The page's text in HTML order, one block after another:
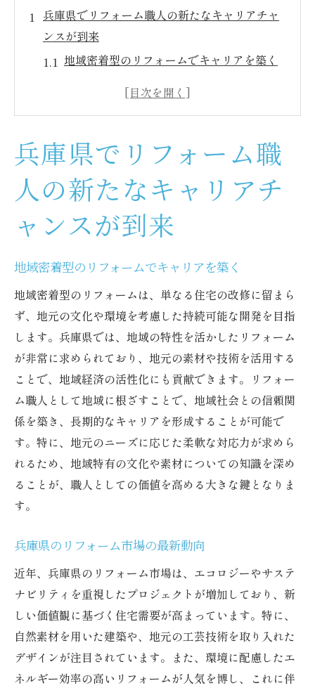
兵庫県でリフォーム職人の新たなキャリアチャ
ンスが到来
地域密着型のリフォームでキャリアを築く
兵庫県のリフォーム市場の最新動向
地元企業との連携で生まれる新たな可能性
リフォーム業界で長く活躍するために
リフォームで地域文化を生かす兵庫の職人募集
兵庫の伝統とモダンを融合させたデザイン
歴史的建造物のリフォームの役割
地元材料を使ったリフォームの魅力
文化遺産を守るリフォーム技術
地域の特性を活かしたリフォーム事例
住まいを一新するリフォームの魅力と兵庫の職
人
リフォームで叶える理想の住まい
室内装飾のトレンドと実践例
リフォームがもたらす生活の変化
持続可能なリフォームの取り組み
び込む
デザインの自由度を活かしたリフォーム
クリエイティビティを発揮するための環境
新しいアイデアを実現するプロジェクト
リフォームの現場で求められる創造性
兵庫県でリフォーム職
人の新たなキャリアチ
ャンスが到来
地域密着型のリフォームでキャリアを築く
地域密着型のリフォームは、単なる住宅の改修に留まら
ず、地元の文化や環境を考慮した持続可能な開発を目指
します。兵庫県では、地域の特性を活かしたリフォーム
が非常に求められており、地元の素材や技術を活用する
ことで、地域経済の活性化にも貢献できます。リフォー
ム職人として地域に根ざすことで、地域社会との信頼関
係を築き、長期的なキャリアを形成することが可能で
す。特に、地元のニーズに応じた柔軟な対応力が求めら
れるため、地域特有の文化や素材についての知識を深め
ることが、職人としての価値を高める大きな鍵となりま
す。
兵庫県のリフォーム市場の最新動向
近年、兵庫県のリフォーム市場は、エコロジーやサステ
ナビリティを重視したプロジェクトが増加しており、新
しい価値観に基づく住宅需要が高まっています。特に、
自然素材を用いた建築や、地元の工芸技術を取り入れた
デザインが注目されています。また、環境に配慮したエ
ネルギー効率の高いリフォームが人気を博し、これに伴